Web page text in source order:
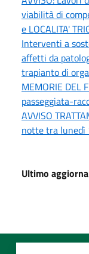
viabilità di
e LOCALITA'
Interventi a
affetti da
trapianto di
MEMORIE DEL
passeggiata-
AVVISO
notte tra lunedì
Ultimo